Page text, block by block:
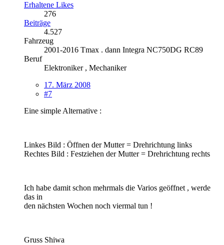
Erhaltene Likes
276
Beiträge
4.527
Fahrzeug
2001-2016 Tmax . dann Integra NC750DG RC89
Beruf
Elektroniker , Mechaniker
17. März 2008
#7
Eine simple Alternative :
Linkes Bild : Öffnen der Mutter = Drehrichtung links
Rechtes Bild : Festziehen der Mutter = Drehrichtung rechts
Ich habe damit schon mehrmals die Varios geöffnet , werde
das in
den nächsten Wochen noch viermal tun !
Gruss Shiwa